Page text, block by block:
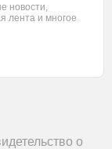
о
новости,
лента и многое